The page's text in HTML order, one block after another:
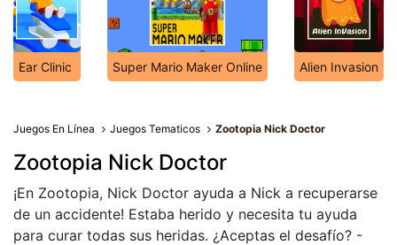
Ear Clinic Super Mario Maker Online Alien Invasion
Juegos En Línea Juegos Tematicos Zootopia Nick Doctor
Zootopia Nick Doctor
¡En Zootopia, Nick Doctor ayuda a Nick a recuperarse
de un accidente! Estaba herido y necesita tu ayuda
para curar todas sus heridas. ¿Aceptas el desafío? -